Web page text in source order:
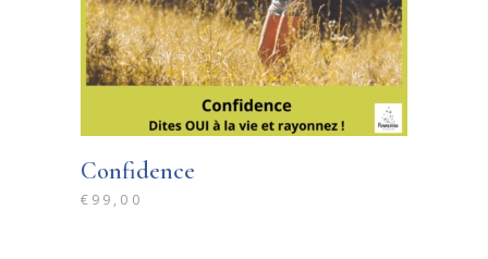
Confidence
€ 99,00